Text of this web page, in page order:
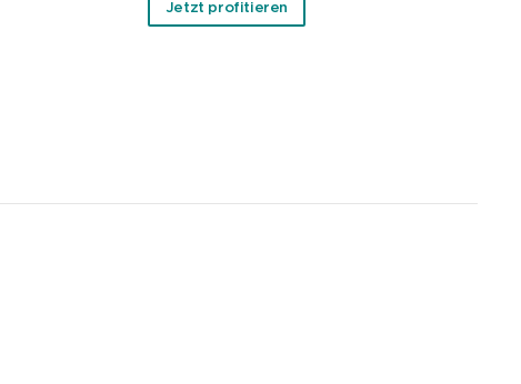
Jetzt profitieren